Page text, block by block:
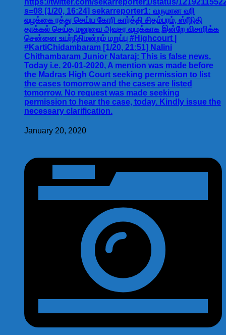
s=08 [1/20, 16:24] sekarreporter1: வருமான வரி
வழக்கை ரத்து செய்ய கோரி கார்த்தி சிதம்பரம், ஸ்ரீநிதி
தாக்கல் செய்த மனுவை அவசர வழக்காக இன்றே விசாரிக்க
சென்னை உயர்நீதிமன்றம் மறுப்பு #Highcourt |
#KartiChidambaram [1/20, 21:51] Nalini
Chithambaram Junior Nataraj: This is false news.
Today i.e. 20-01-2020, A mention was made before
the Madras High Court seeking permission to list
the cases tomorrow and the cases are listed
tomorrow. No request was made seeking
permission to hear the case, today. Kindly issue the
necessary clarification.
January 20, 2020